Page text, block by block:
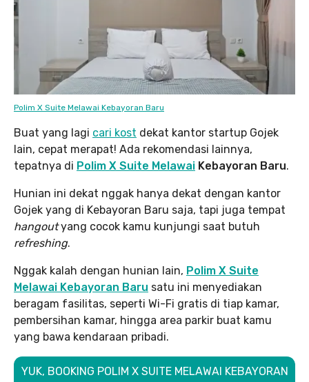
Polim X Suite Melawai Kebayoran Baru
Buat yang lagi cari kost dekat kantor startup Gojek
lain, cepat merapat! Ada rekomendasi lainnya,
tepatnya di Polim X Suite Melawai Kebayoran Baru.
Hunian ini dekat nggak hanya dekat dengan kantor
Gojek yang di Kebayoran Baru saja, tapi juga tempat
hangoutyang cocok kamu kunjungi saat butuh
refreshing.
Nggak kalah dengan hunian lain, Polim X Suite
Melawai Kebayoran Baru satu ini menyediakan
beragam fasilitas, seperti Wi-Fi gratis di tiap kamar,
pembersihan kamar, hingga area parkir buat kamu
yang bawa kendaraan pribadi.
YUK, BOOKING POLIM X SUITE MELAWAI KEBAYORAN